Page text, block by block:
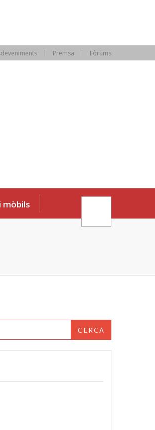
Premsa Fòrums
mòbils
CERCA